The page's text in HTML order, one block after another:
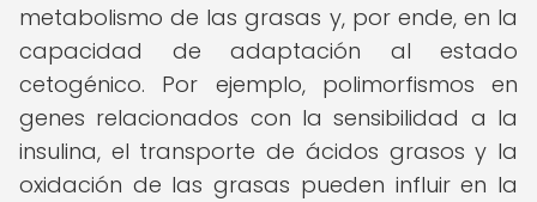
metabolismo de las grasas y, por ende, en la
capacidad de adaptación al estado
cetogénico. Por ejemplo, polimorfismos en
genes relacionados con la sensibilidad a la
insulina, el transporte de ácidos grasos y la
oxidación de las grasas pueden influir en la